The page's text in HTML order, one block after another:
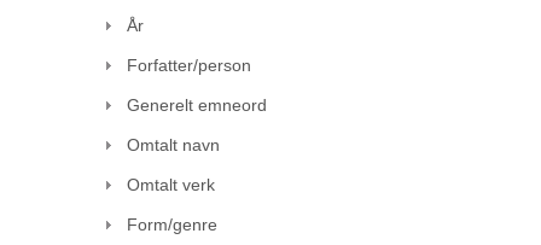
År
Forfatter/person
Generelt emneord
Omtalt navn
Omtalt verk
Form/genre